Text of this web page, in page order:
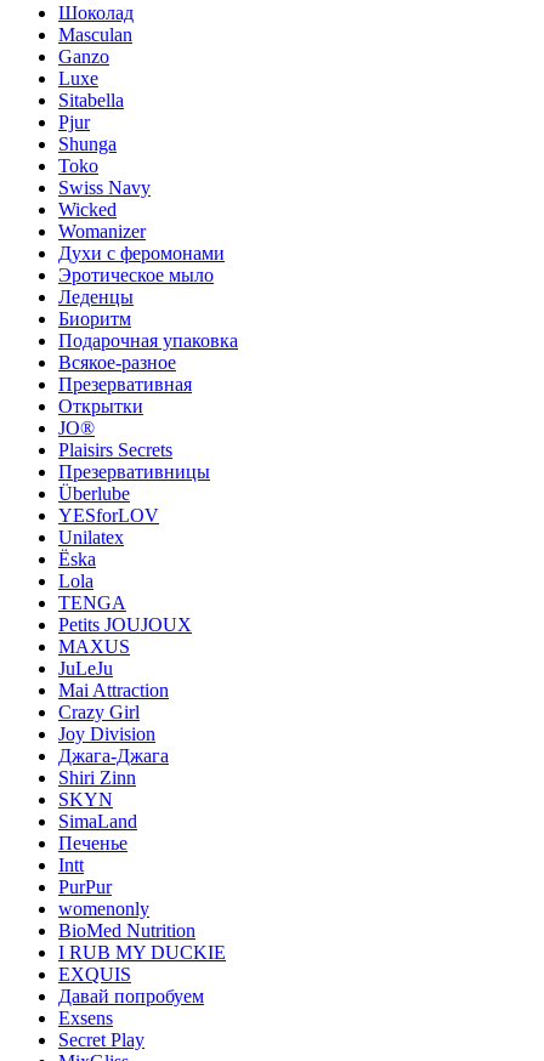
Шоколад
Masculan
Ganzo
Luxe
Sitabella
Pjur
Shunga
Toko
Swiss Navy
Wicked
Womanizer
Духи с феромонами
Эротическое мыло
Леденцы
Биоритм
Подарочная упаковка
Всякое-разное
Презервативная
Открытки
JO®
Plaisirs Secrets
Презервативницы
Überlube
YESforLOV
Unilatex
Ёska
Lola
TENGA
Petits JOUJOUX
MAXUS
JuLeJu
Mai Attraction
Crazy Girl
Joy Division
Джага-Джага
Shiri Zinn
SKYN
SimaLand
Печенье
Intt
PurPur
womenonly
BioMed Nutrition
I RUB MY DUCKIE
EXQUIS
Давай попробуем
Exsens
Secret Play